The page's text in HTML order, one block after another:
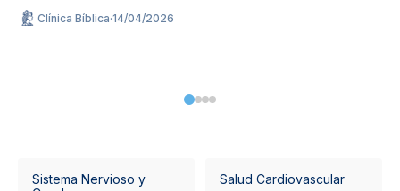
Clínica Bíblica·14/04/2026
Sistema Nervioso y
Salud Cardiovascular